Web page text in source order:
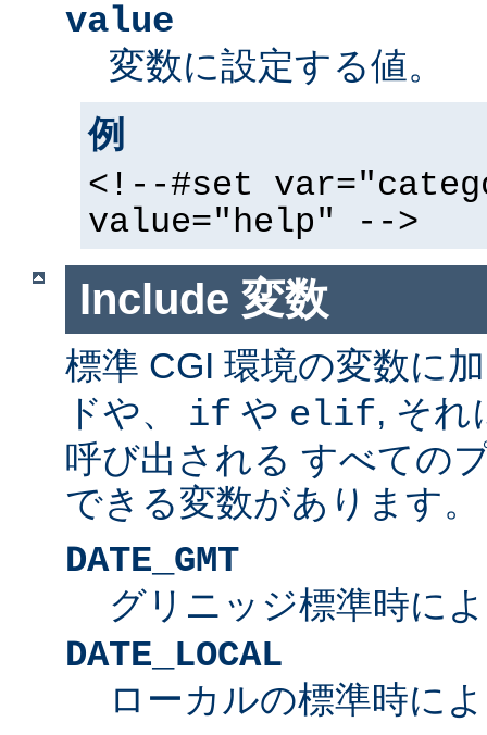
value
変数に設定する値。
例
<!--#set
value="help" -->
Include 変数
標準 CGI 環境の変数に
ドや、 if や elif, それ
呼び出される すべての
できる変数があります。
DATE_GMT
グリニッジ標準時に
DATE_LOCAL
ローカルの標準時に